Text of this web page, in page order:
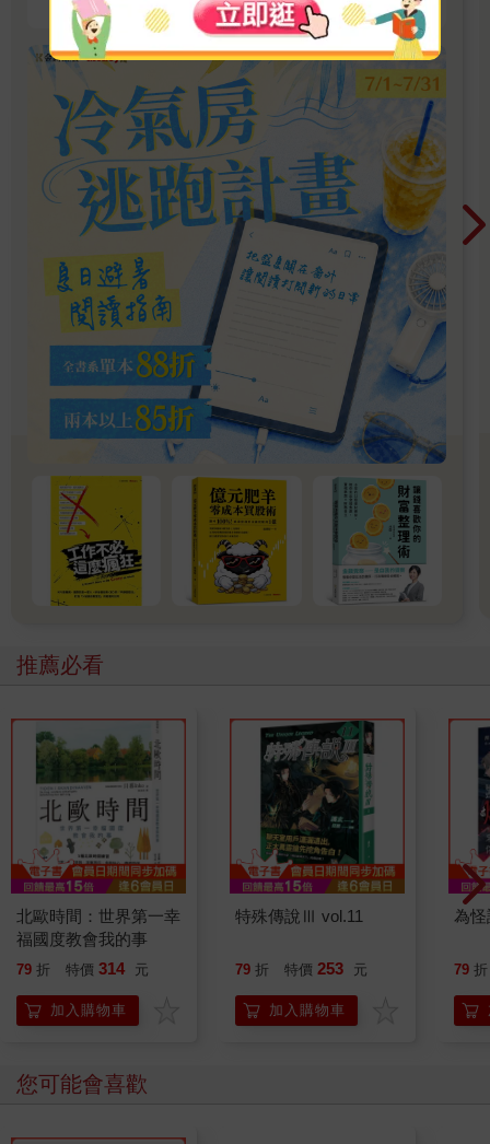
推薦必看
北歐時間：世界第一幸
福國度教會我的事
79 折 特價 314 元
加入購物車
特殊傳說Ⅲ vol.11
79 折 特價 253 元
加入購物車
為
79 折
您可能會喜歡